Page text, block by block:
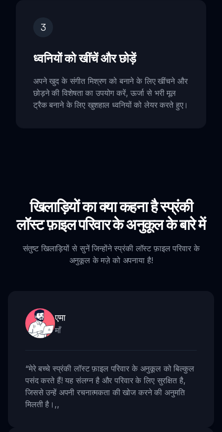
3
ध्वनियों को खींचें और छोड़ें
अपने खुद के संगीत मिश्रण को बनाने के लिए खींचने और
छोड़ने की विशेषता का उपयोग करें, ऊर्जा से भरी मूल
ट्रैक बनाने के लिए खुशहाल ध्वनियों को लेयर करते हुए।
खिलाड़ियों का क्या कहना है स्प्रंकी
लॉस्ट फ़ाइल परिवार के अनुकूल के बारे में
संतुष्ट खिलाड़ियों से सुनें जिन्होंने स्प्रंकी लॉस्ट फ़ाइल परिवार के
अनुकूल के मज़े को अपनाया है!
एमा
माँ
“मेरे बच्चे स्प्रंकी लॉस्ट फ़ाइल परिवार के अनुकूल को बिल्कुल
पसंद करते हैं! यह संलग्न है और परिवार के लिए सुरक्षित है,
जिससे उन्हें अपनी रचनात्मकता की खोज करने की अनुमति
मिलती है। ,,